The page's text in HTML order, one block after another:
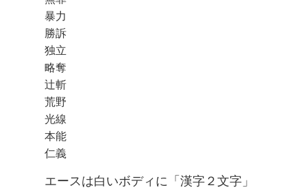
暴力
勝訴
独立
略奪
辻斬
荒野
光線
本能
仁義
エースは白いボディに「漢字２文字」